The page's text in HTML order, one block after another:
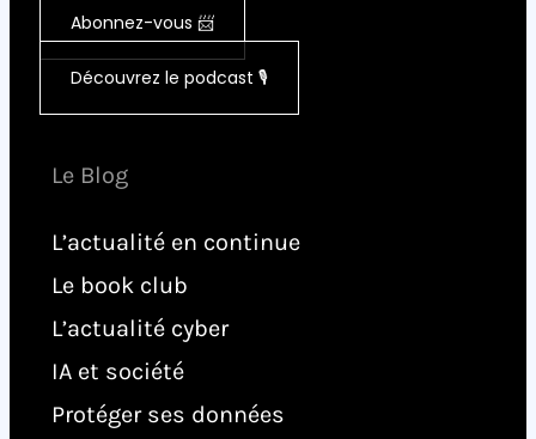
Abonnez-vous 📨
Découvrez le podcast 🎙️
Le Blog
L’actualité en continue
Le book club
L’actualité cyber
IA et société
Protéger ses données